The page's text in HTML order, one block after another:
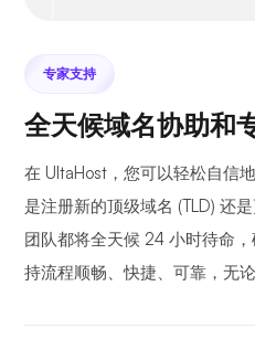
专家支持
全天候域名协助和
在 UltaHost，您可以轻松自信
是注册新的顶级域名 (TLD) 还
团队都将全天候 24 小时待命
持流程顺畅、快捷、可靠，无